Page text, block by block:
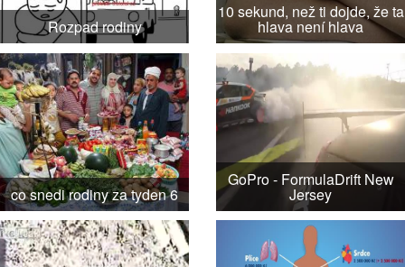
Rozpad rodiny
10 sekund, než ti dojde, že ta
hlava není hlava
co snedi rodiny za tyden 6
GoPro - FormulaDrift New
Jersey